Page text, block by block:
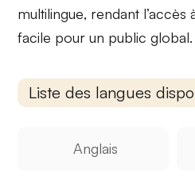
multilingue, rendant l’accès
facile pour un public global.
Liste des langues
Anglais